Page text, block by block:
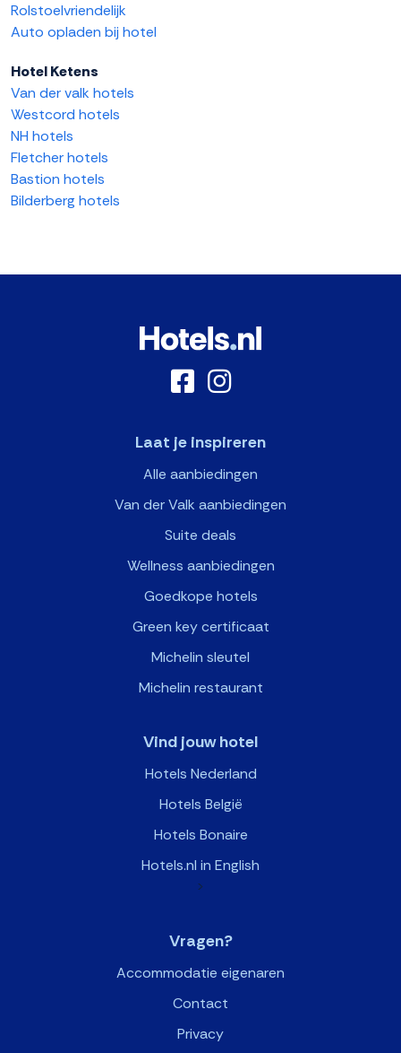
Rolstoelvriendelijk
Auto opladen bij hotel
Hotel Ketens
Van der valk hotels
Westcord hotels
NH hotels
Fletcher hotels
Bastion hotels
Bilderberg hotels
Laat je inspireren
Alle aanbiedingen
Van der Valk aanbiedingen
Suite deals
Wellness aanbiedingen
Goedkope hotels
Green key certificaat
Michelin sleutel
Michelin restaurant
Vind jouw hotel
Hotels Nederland
Hotels België
Hotels Bonaire
Hotels.nl in English
>
Vragen?
Accommodatie eigenaren
Contact
Privacy